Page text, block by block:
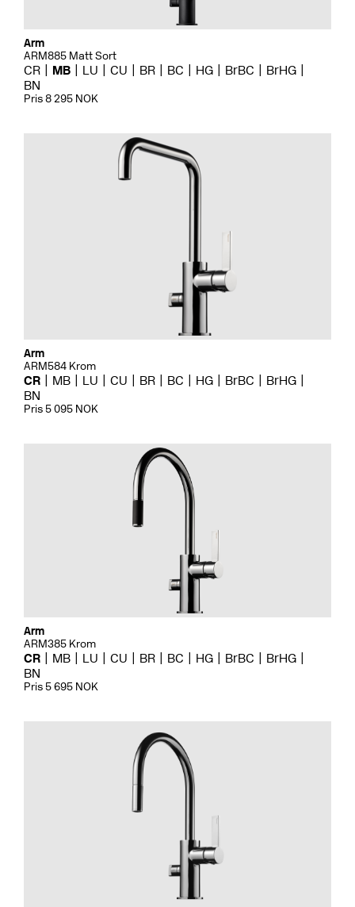
Arm
ARM885 Matt Sort
CR MB LU CU BR BC HG BrBC
BrHG
BN
Pris 8 295 NOK
Arm
ARM584 Krom
CR MB LU CU BR BC HG BrBC
BrHG
BN
Pris 5 095 NOK
Arm
ARM385 Krom
CR MB LU CU BR BC HG BrBC
BrHG
BN
Pris 5 695 NOK